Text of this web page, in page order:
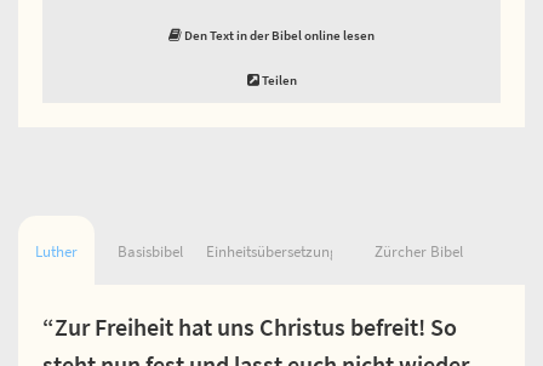
Den Text in der Bibel online lesen
Teilen
Luther Basisbibel Einheitsübersetzung Zürcher Bibel
“Zur Freiheit hat uns Christus befreit! So